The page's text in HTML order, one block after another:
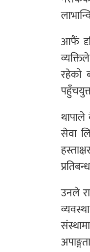
आफैं
रहेको
सेवा
उनले